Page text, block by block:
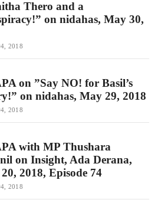
Thero and a
on nidahas, May 30,
2018
on ”Say NO! for Basil’s
on nidahas, May 29, 2018
2018
with MP Thushara
on Insight, Ada Derana,
2018, Episode 74
2018